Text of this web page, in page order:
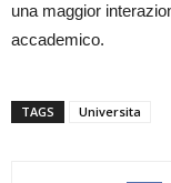
una maggior
accademico.
TAGS Universita